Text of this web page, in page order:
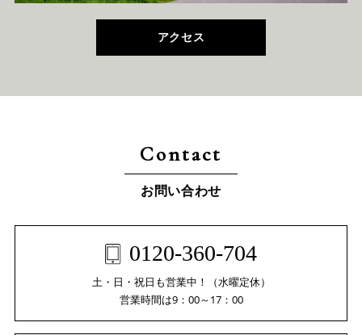
アクセス
Contact
お問い合わせ
0120-360-704
土・日・祝日も営業中！（水曜定休）
営業時間は9：00～17：00